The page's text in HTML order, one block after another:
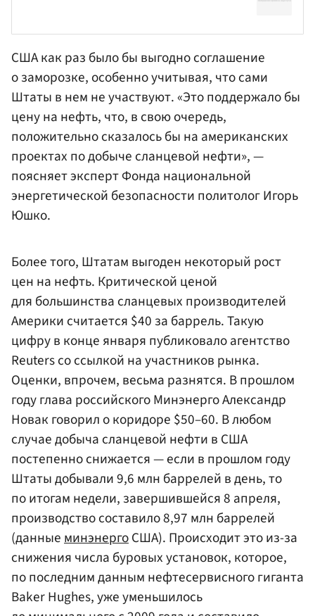
США как раз было бы выгодно соглашение
о заморозке, особенно учитывая, что сами
Штаты в нем не участвуют. «Это поддержало бы
цену на нефть, что, в свою очередь,
положительно сказалось бы на американских
проектах по добыче сланцевой нефти», —
поясняет экспертФонда национальной
энергетической безопасности политологИгорь
Юшко.
Более того, Штатам выгоден некоторый рост
цен на нефть. Критической ценой
для большинства сланцевых производителей
Америки считается $40 за баррель. Такую
цифру в конце января публиковало агентство
Reuters со ссылкой на участников рынка.
Оценки, впрочем, весьма разнятся. В прошлом
году глава российского Минэнерго Александр
Новак говорил о коридоре $50–60. В любом
случае добыча сланцевой нефти в США
постепенно снижается — если в прошлом году
Штаты добывали 9,6 млн баррелей в день, то
по итогам недели, завершившейся 8 апреля,
производство составило 8,97 млн баррелей
(данныеминэнергоСША). Происходит это из-за
снижения числа буровых установок, которое,
по последним данным нефтесервисного гиганта
Baker Hughes, уже уменьшилось